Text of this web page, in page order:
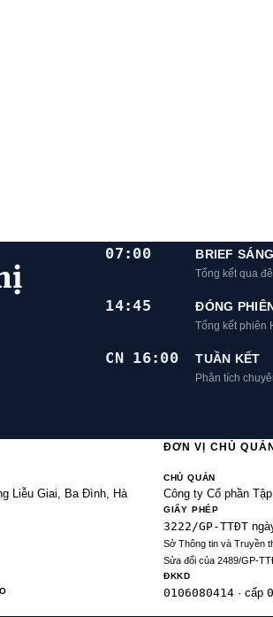
07:00 BRIEF SÁNG
Tổng kết qua
14:45 ĐÓNG PHIÊN
Tổng kết phiên
CN 16:00 TUẦN KẾT
Phân tích
Liễu Giai, Ba Đình, Hà
ĐƠN VỊ CHỦ QUẢN
CHỦ QUẢN
Công ty Cổ phần
GIẤY PHÉP
3222/GP-TTĐT
Sở Thông tin và Truyền
Sửa đổi của 2489/GP-
ĐKKD
0106080414· cấp